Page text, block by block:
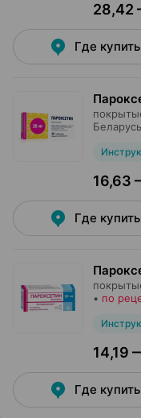
28,42
Где купить
Беларусь
16,63
Где купить
• по
14,19
Где купить